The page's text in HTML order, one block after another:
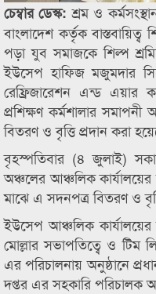
চেম্বার ডেস্ক:শ্রম ও
বাংলাদেশ কর্তৃক
পড়া যুব সমাজকে শিল্প
ইউসেপ হাফিজ মজুমদার
রেফ্রিজারেশন এন্ড এয়ার
প্রশিক্ষণ কর্মশালার সমাপনী
বিতরণ ও বৃত্তি প্রদান করা
বৃহস্পতিবার (৪ জুলাই)
অঞ্চলের আঞ্চলিক কার্যালয়ের
মাঝে এ সদনপত্র বিতরণ ও
ইউসেপ আঞ্চলিক
মোল্লার সভাপতিত্বে ও টিম
এর পরিচালনায় অনুষ্ঠানে
দপ্তর এর সহকারি পরিচালক